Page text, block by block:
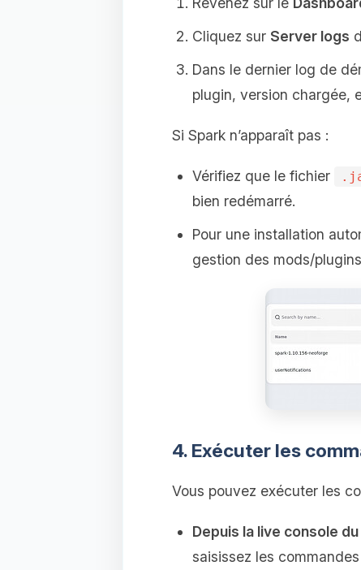
Cliquez sur Server logs
Dans le dernier log de
plugin, version chargée,
Si Spark n’apparaît pas :
Vérifiez que le fichier
bien redémarré.
Pour une installation
gestion des mods/
4. Exécuter les
Vous pouvez exécuter les
Depuis la live console
saisissez les